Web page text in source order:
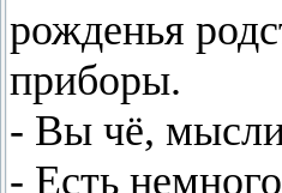
рожденья
приборы.
- Вы чё, мысли
- Есть